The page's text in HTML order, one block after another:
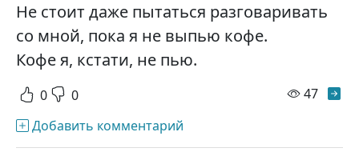
Не стоит даже пытаться разговаривать
со мной, пока я не выпью кофе.
Кофе я, кстати, не пью.
0 0 47
Добавить комментарий